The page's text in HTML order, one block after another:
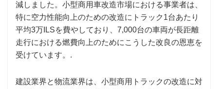
減しました。小型商用車改造市場における事業者は、
特に空力性能向上のための改造にトラック1台あたり
平均3万ILSを費やしており、7,000台の車両が長距離
走行における燃費向上のためにこうした改良の恩恵を
受けています。.
建設業界と物流業界は、小型商用トラックの改造に対